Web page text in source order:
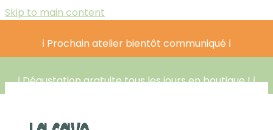
Skip to main content
ℹ️ Prochain atelier bientôt communiqué ℹ️
ℹ️ Dégustation gratuite tous les jours en boutique ! ℹ️